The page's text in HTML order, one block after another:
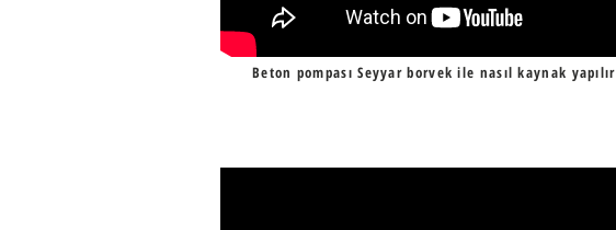
Beton pompası Seyyar borvek ile nasıl kaynak yapılır